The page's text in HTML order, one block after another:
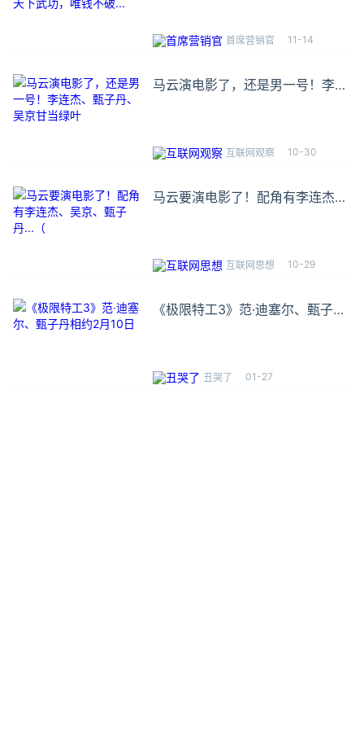
首席营销官 11-14
马云演电影了，还是男一号！李连
互联网观察 10-30
马云要演电影了！配角有李连杰、
互联网思想 10-29
《极限特工3》范·迪塞尔、甄子丹
丑哭了 01-27